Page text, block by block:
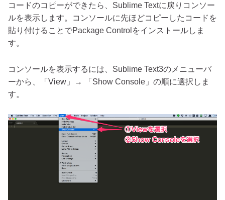
コードのコピーができたら、Sublime Textに戻りコンソー
ルを表示します。コンソールに先ほどコピーしたコードを
貼り付けることでPackage Controlをインストールしま
す。
コンソールを表示するには、Sublime Text3のメニューバ
ーから、「View」→ 「Show Console」の順に選択しま
す。